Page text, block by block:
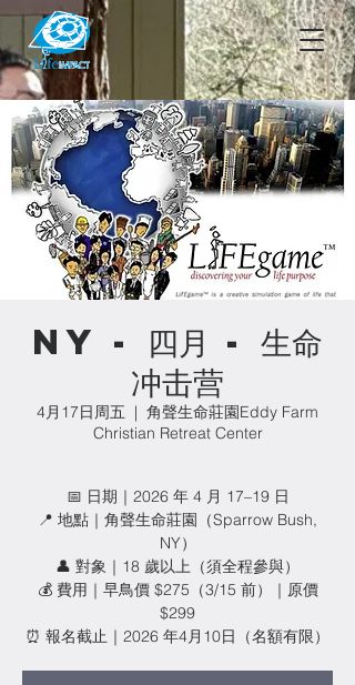
NY - 四月 - 生命
冲击营
4月17日周五
  |
角聲生命莊園Eddy Farm
Christian Retreat Center
📅 日期｜2026 年 4 月 17–19 日
📍 地點｜角聲生命莊園（Sparrow Bush,
NY）
👤 對象｜18 歲以上（須全程參與）
💰 費用｜早鳥價 $275（3/15 前）｜原價
$299
⏰ 報名截止｜2026 年4月10日（名額有限）